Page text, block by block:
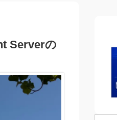
Serverの